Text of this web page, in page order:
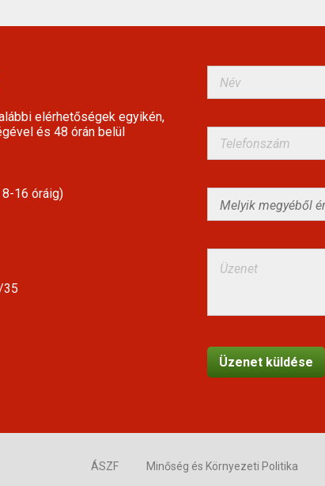
elérhetőségek egyikén,
és 48 órán belül
8-16 óráig)
35
ÁSZF Minőség és Környezeti Politika